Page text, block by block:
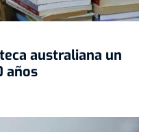
australiana un
años